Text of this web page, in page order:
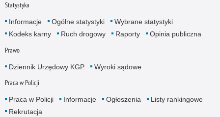
Statystyka
Informacje Ogólne statystyki
Wybrane statystyki
Kodeks karny
Ruch drogowy Raporty Opinia publiczna
Prawo
Dziennik Urzędowy KGP Wyroki sądowe
Praca w Policji
Praca w Policji Informacje Ogłoszenia
Listy rankingowe
Rekrutacja